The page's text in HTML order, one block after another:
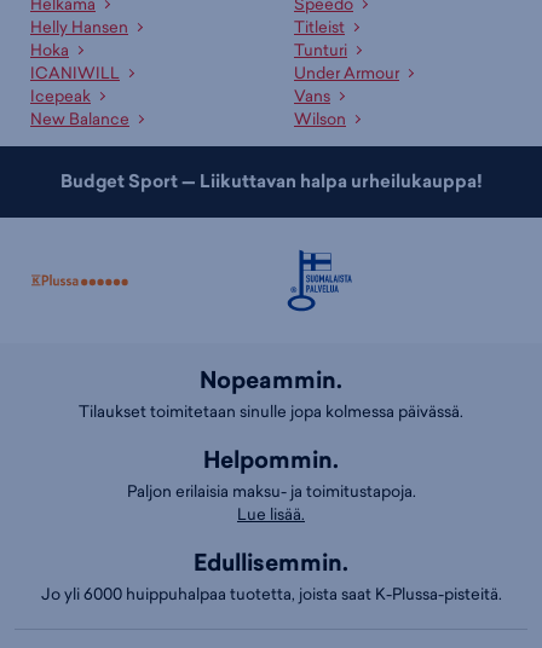
Helly Hansen
Hoka
ICANIWILL
Icepeak
New Balance
Titleist
Tunturi
Under Armour
Vans
Wilson
Budget Sport — Liikuttavan halpa urheilukauppa!
Nopeammin.
Tilaukset toimitetaan sinulle jopa kolmessa päivässä.
Helpommin.
Paljon erilaisia maksu- ja toimitustapoja.
Lue lisää.
Edullisemmin.
Jo yli 6000 huippuhalpaa tuotetta, joista saat K-Plussa-pisteitä.